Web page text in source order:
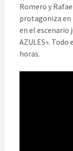
Romero y
protagoniza en
en el escenario
AZULES». Todo
horas.